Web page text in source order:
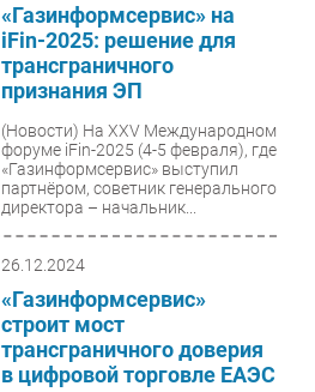
«Газинформсервис» на
iFin-2025: решение для
трансграничного
признания ЭП
(Новости) На XXV Международном
форуме iFin-2025 (4-5 февраля), где
«Газинформсервис» выступил
партнёром, советник генерального
директора – начальник...
26.12.2024
«Газинформсервис»
строит мост
трансграничного доверия
в цифровой торговле ЕАЭС